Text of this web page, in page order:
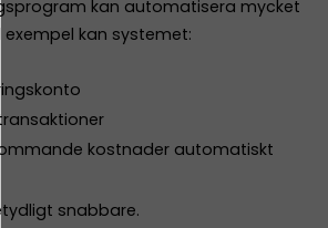
kan automatisera mycket
kan systemet:
kostnader automatiskt
snabbare.